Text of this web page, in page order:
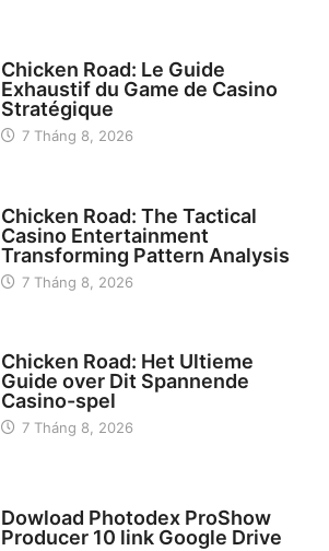
Chicken Road: Le Guide
Exhaustif du Game de Casino
Stratégique
7 Tháng 8, 2026
Chicken Road: The Tactical
Casino Entertainment
Transforming Pattern Analysis
7 Tháng 8, 2026
Chicken Road: Het Ultieme
Guide over Dit Spannende
Casino-spel
7 Tháng 8, 2026
Dowload Photodex ProShow
Producer 10 link Google Drive